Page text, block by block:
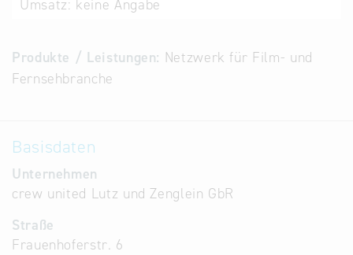
Datenbanken
Umsatz: keine Angabe
Produkte / Leistungen: Netzwerk für Film- und
Fernsehbranche
Basisdaten
Unternehmen
crew united Lutz und Zenglein GbR
Straße
Frauenhoferstr. 6